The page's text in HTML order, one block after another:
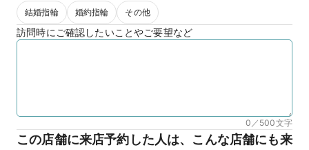
結婚指輪 婚約指輪 その他
訪問時にご確認したいことやご要望など
0／500文字
この店舗に来店予約した人は、こんな店舗にも来